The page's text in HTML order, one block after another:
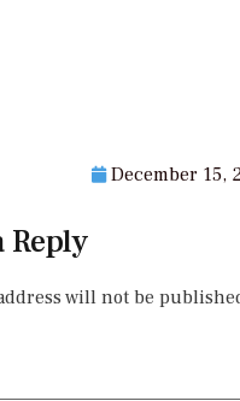
December 15,
Reply
will not be